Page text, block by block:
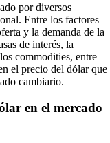
por diversos
Entre los factores
y la demanda de la
de interés, la
commodities, entre
el precio del dólar que
cambiario.
en el mercado